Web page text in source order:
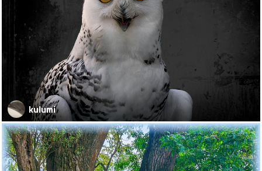
kulumi